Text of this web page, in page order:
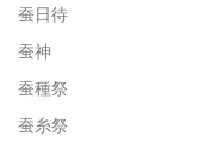
蚕日待
蚕神
蚕種祭
蚕糸祭